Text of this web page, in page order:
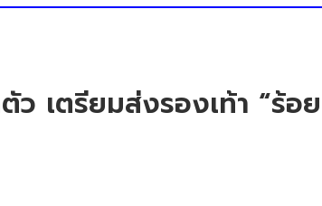
เตรียมส่งรองเท้า “ร้